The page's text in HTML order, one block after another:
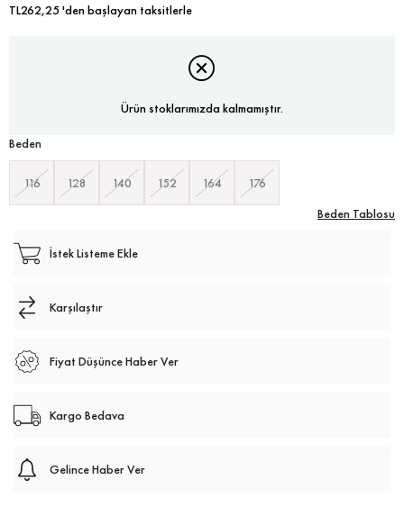
TL262,25'den başlayan taksitlerle
Ürün stoklarımızda kalmamıştır.
Beden
116 128 140 152 164
176
Beden Tablosu
İstek Listeme Ekle
Karşılaştır
Fiyat Düşünce Haber Ver
Kargo Bedava
Gelince Haber Ver